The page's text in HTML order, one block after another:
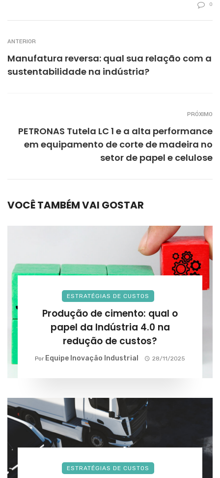
0
ANTERIOR
Manufatura reversa: qual sua relação com a
sustentabilidade na indústria?
PRÓXIMO
PETRONAS Tutela LC 1 e a alta performance
em equipamento de corte de madeira no
setor de papel e celulose
VOCÊ TAMBÉM VAI GOSTAR
ESTRATÉGIAS DE CUSTOS
Produção de cimento: qual o
papel da Indústria 4.0 na
redução de custos?
Por Equipe Inovação Industrial 28/11/2025
ESTRATÉGIAS DE CUSTOS